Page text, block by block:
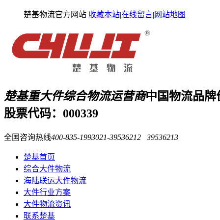
楚基物流官方网站 收藏本站|在线留言| 网站地图
楚基重大件综合物流运营商中国物流品牌
股票代码：000339
全国咨询热线400-835-1993021-39536212 39536213
楚基首页
综合大件物流
海陆联运大件物流
大件行业方案
大件物流资讯
联系楚基